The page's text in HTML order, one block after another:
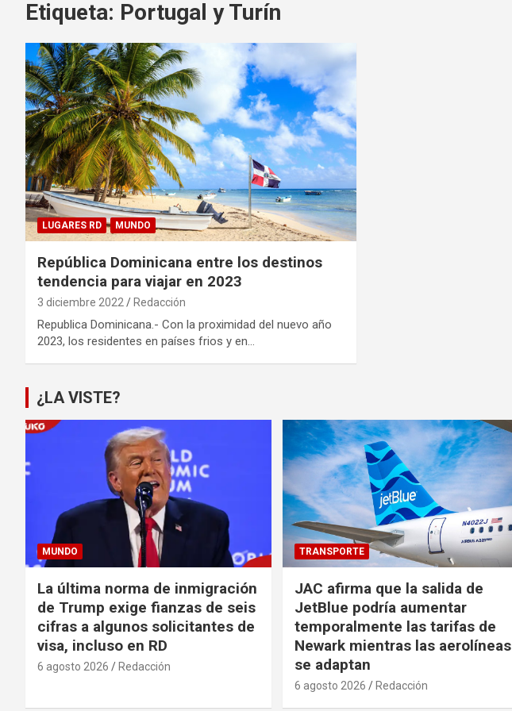
Etiqueta: Portugal y Turín
LUGARES RD MUNDO
República Dominicana entre los destinos
tendencia para viajar en 2023
3 diciembre 2022 Redacción
Republica Dominicana.- Con la proximidad del nuevo año
2023, los residentes en países frios y en…
¿LA VISTE?
MUNDO
La última norma de inmigración
de Trump exige fianzas de seis
cifras a algunos solicitantes de
visa, incluso en RD
6 agosto 2026 Redacción
TRANSPORTE
JAC afirma que la salida de
JetBlue podría aumentar
temporalmente las tarifas de
Newark mientras las aerolíneas
se adaptan
6 agosto 2026 Redacción